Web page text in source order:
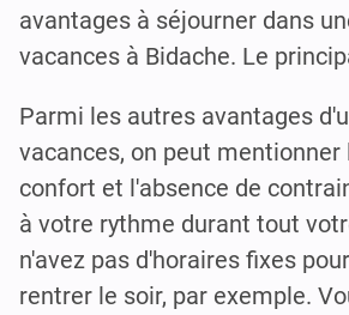
avantages à séjourner dans
vacances à Bidache. Le
Parmi les autres avantages
vacances, on peut mentionner
confort et l'absence de
à votre rythme durant tout
n'avez pas d'horaires fixes
rentrer le soir, par exemple.